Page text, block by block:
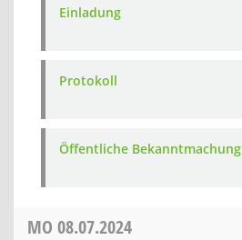
Einladung
Protokoll
Öffentliche Bekanntmachung
MO 08.07.2024